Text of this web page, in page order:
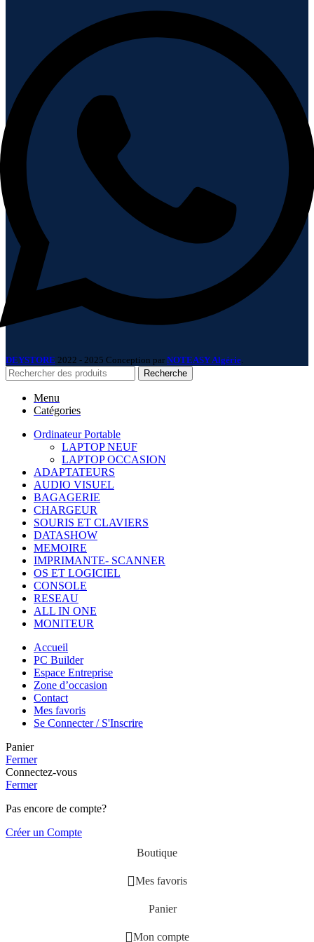
DEYSTORE 2022 - 2025 Conception par NOTEASY Algérie
Recherche
Menu
Catégories
Ordinateur Portable
LAPTOP NEUF
LAPTOP OCCASION
ADAPTATEURS
AUDIO VISUEL
BAGAGERIE
CHARGEUR
SOURIS ET CLAVIERS
DATASHOW
MEMOIRE
IMPRIMANTE- SCANNER
OS ET LOGICIEL
CONSOLE
RESEAU
ALL IN ONE
MONITEUR
Accueil
PC Builder
Espace Entreprise
Zone d’occasion
Contact
Mes favoris
Se Connecter / S'Inscrire
Panier
Fermer
Connectez-vous
Fermer
Pas encore de compte?
Créer un Compte
Boutique
Mes favoris
Panier
Mon compte